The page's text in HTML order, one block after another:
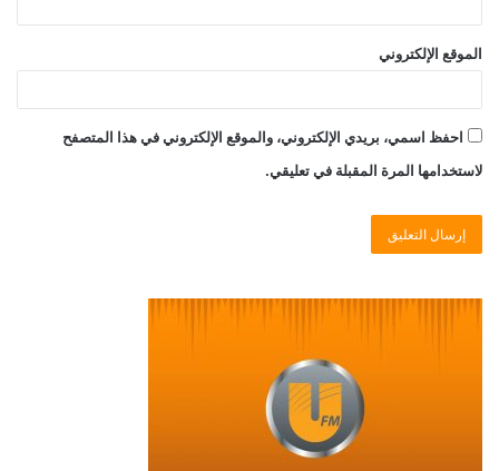
الموقع الإلكتروني
احفظ اسمي، بريدي الإلكتروني، والموقع الإلكتروني في هذا المتصفح
لاستخدامها المرة المقبلة في تعليقي.